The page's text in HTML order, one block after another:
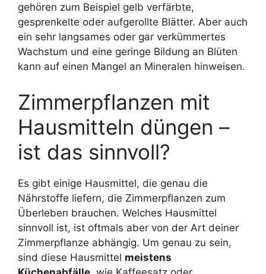
gehören zum Beispiel gelb verfärbte,
gesprenkelte oder aufgerollte Blätter. Aber auch
ein sehr langsames oder gar verkümmertes
Wachstum und eine geringe Bildung an Blüten
kann auf einen Mangel an Mineralen hinweisen.
Zimmerpflanzen mit
Hausmitteln düngen –
ist das sinnvoll?
Es gibt einige Hausmittel, die genau die
Nährstoffe liefern, die Zimmerpflanzen zum
Überleben brauchen. Welches Hausmittel
sinnvoll ist, ist oftmals aber von der Art deiner
Zimmerpflanze abhängig. Um genau zu sein,
sind diese Hausmittel meistens